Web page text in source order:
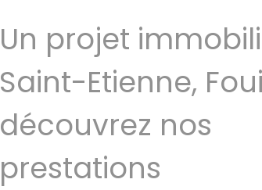
Un projet
Saint-Etienne,
découvrez nos
prestations